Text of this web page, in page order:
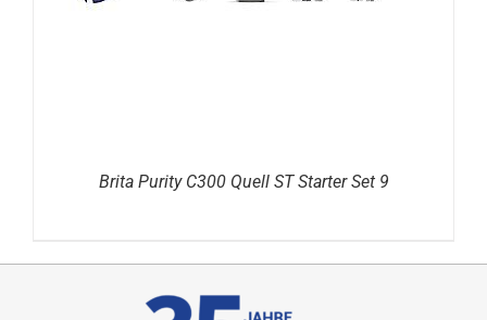
Brita Purity C300 Quell ST Starter Set 9